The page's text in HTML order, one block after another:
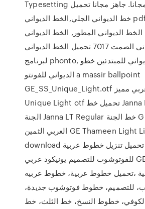
Typesetting إنشاء $5.00 مجانا. جاهز مجانا تحميل
خط الديواني الجلي,الخط الديواني pdf ,تعلم خط
الخط الديواني المطور, الخط الديواني
الجلي ,خط الديواني الصمت 7017 تحميل الخط الديواني
لبرنامج phonto, تعلم الخط الديواني للمبتدئين خطو
الديواني للفونتو a massir ballpoint
GE_SS_Unique_Light.otf خط عربي مميز GE SS
Unique Light otf تحميل خط Janna LT Regular خط
الجنة Janna LT Regular خط الجنة GE Thameen خط
العربي الثمين GE Thameen Light Light خط otf ttf
download تحميل تنزيل خطوط عربية Arabic Font
للفوتوشوب للتصميم يونيكود عربي GE Thameen خط
،تحميل خطوط عربية، خطوط عربيه
للتصميم، خطوط فوتوشوب جديدة،
خطوط النسخ، خط الثلث، خط